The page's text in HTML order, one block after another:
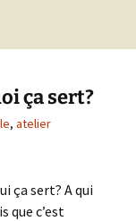
ça sert?
, atelier
ça sert? A qui
que c’est